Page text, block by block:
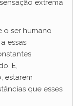
extrema
o ser humano
essas
E,
estarem
que esses